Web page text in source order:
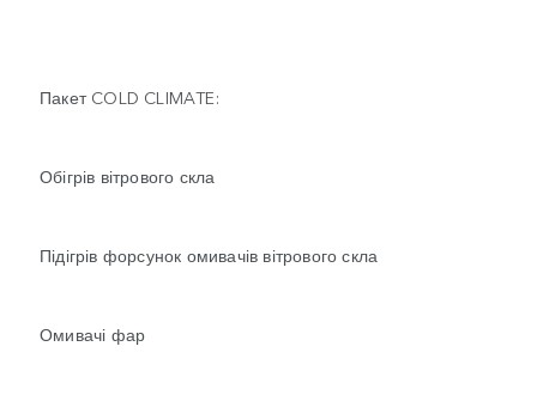
Пакет COLD CLIMATE:
Обігрів вітрового скла
Підігрів форсунок омивачів вітрового скла
Омивачі фар